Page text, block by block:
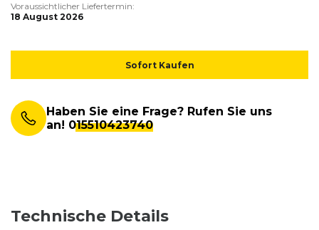
Voraussichtlicher Liefertermin:
18 August 2026
Sofort Kaufen
Haben Sie eine Frage? Rufen Sie uns
an! 015510423740
Technische Details